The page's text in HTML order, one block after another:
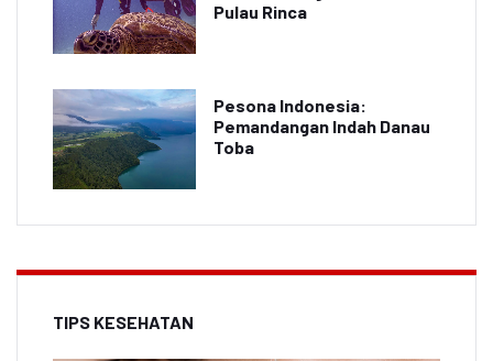
Pulau Rinca
Pesona Indonesia:
Pemandangan Indah Danau
Toba
TIPS KESEHATAN